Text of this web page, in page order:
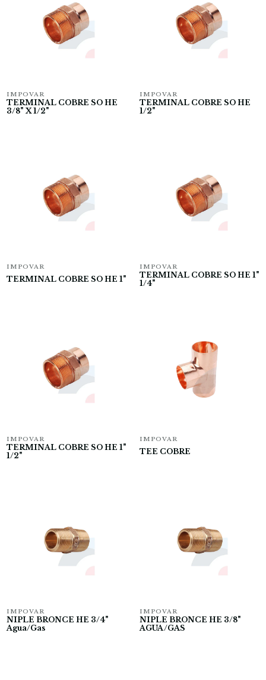
IMPOVAR
TERMINAL COBRE SO HE
3/8" X 1/2"
IMPOVAR
TERMINAL COBRE SO HE
1/2"
IMPOVAR
TERMINAL COBRE SO HE 1"
IMPOVAR
TERMINAL COBRE SO HE 1"
1/4"
IMPOVAR
TERMINAL COBRE SO HE 1"
1/2"
IMPOVAR
TEE COBRE
IMPOVAR
NIPLE BRONCE HE 3/4"
Agua/Gas
IMPOVAR
NIPLE BRONCE HE 3/8"
AGUA/GAS